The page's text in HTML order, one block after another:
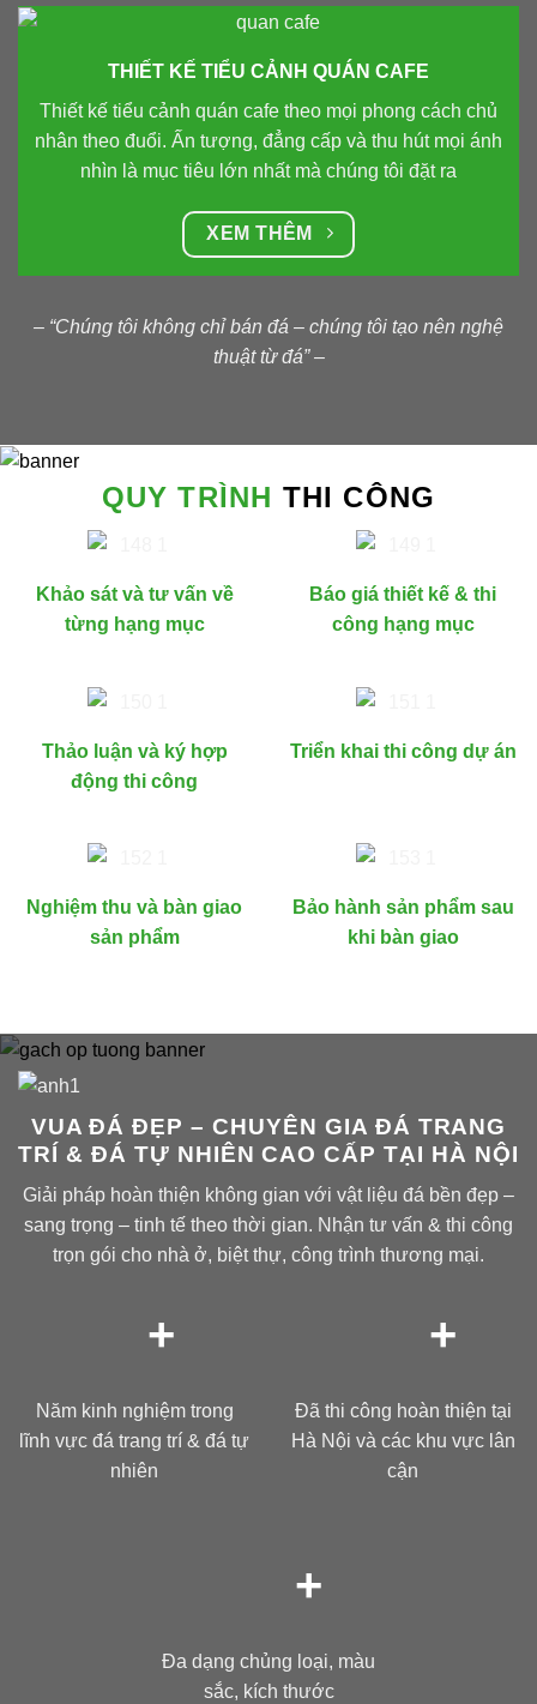
THIẾT KẾ TIỂU CẢNH QUÁN CAFE
Thiết kế tiểu cảnh quán cafe theo mọi phong cách chủ
nhân theo đuổi. Ấn tượng, đẳng cấp và thu hút mọi ánh
nhìn là mục tiêu lớn nhất mà chúng tôi đặt ra
XEM THÊM
– “Chúng tôi không chỉ bán đá – chúng tôi tạo nên nghệ
thuật từ đá” –
QUY TRÌNH THI CÔNG
Khảo sát và tư vấn về
từng hạng mục
Báo giá thiết kế & thi
công hạng mục
Thảo luận và ký hợp
động thi công
Triển khai thi công dự án
Nghiệm thu và bàn giao
sản phẩm
Bảo hành sản phẩm sau
khi bàn giao
VUA ĐÁ ĐẸP – CHUYÊN GIA ĐÁ TRANG
TRÍ & ĐÁ TỰ NHIÊN CAO CẤP TẠI HÀ NỘI
Giải pháp hoàn thiện không gian với vật liệu đá bền đẹp –
sang trọng – tinh tế theo thời gian. Nhận tư vấn & thi công
trọn gói cho nhà ở, biệt thự, công trình thương mại.
+
Năm kinh nghiệm trong
lĩnh vực đá trang trí & đá tự
nhiên
+
Đã thi công hoàn thiện tại
Hà Nội và các khu vực lân
cận
+
Đa dạng chủng loại, màu
sắc, kích thước